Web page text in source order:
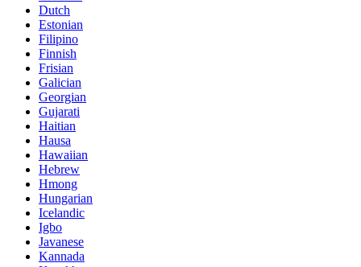
Dutch
Estonian
Filipino
Finnish
Frisian
Galician
Georgian
Gujarati
Haitian
Hausa
Hawaiian
Hebrew
Hmong
Hungarian
Icelandic
Igbo
Javanese
Kannada